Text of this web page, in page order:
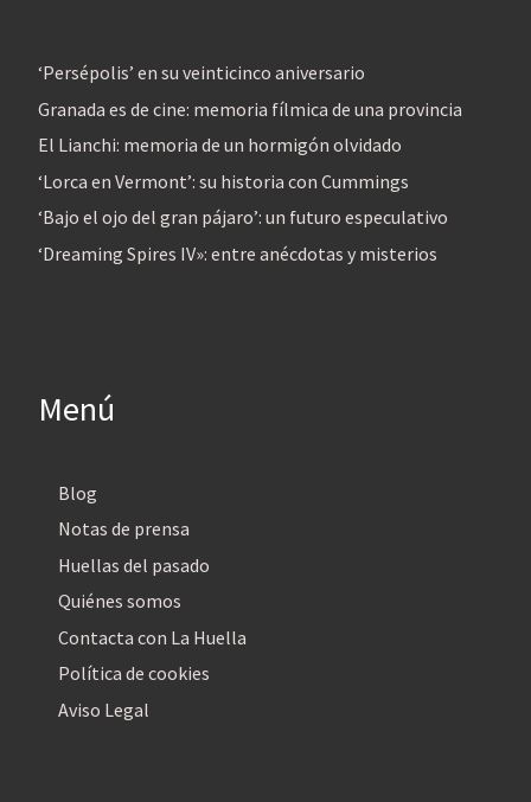
‘Persépolis’ en su veinticinco aniversario
Granada es de cine: memoria fílmica de una provincia
El Lianchi: memoria de un hormigón olvidado
‘Lorca en Vermont’: su historia con Cummings
‘Bajo el ojo del gran pájaro’: un futuro especulativo
‘Dreaming Spires IV»: entre anécdotas y misterios
Menú
Blog
Notas de prensa
Huellas del pasado
Quiénes somos
Contacta con La Huella
Política de cookies
Aviso Legal